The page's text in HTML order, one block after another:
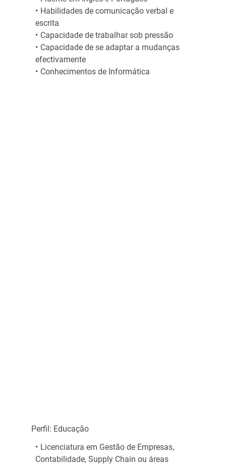
Habilidades de comunicação verbal e
escrita
Capacidade de trabalhar sob pressão
Capacidade de se adaptar a mudanças
efectivamente
Conhecimentos de Informática
        Perfil: Educação
Licenciatura em Gestão de Empresas,
Contabilidade, Supply Chain ou áreas